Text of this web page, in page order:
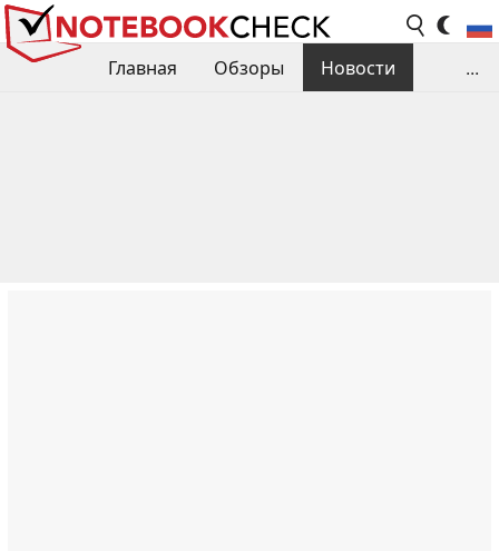
Главная Обзоры
Новости
...